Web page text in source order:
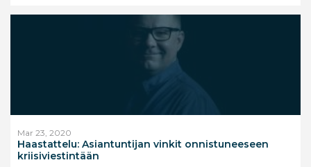
Mar 23, 2020
Haastattelu: Asiantuntijan vinkit onnistuneeseen
kriisiviestintään